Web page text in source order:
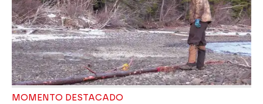
MOMENTO DESTACADO